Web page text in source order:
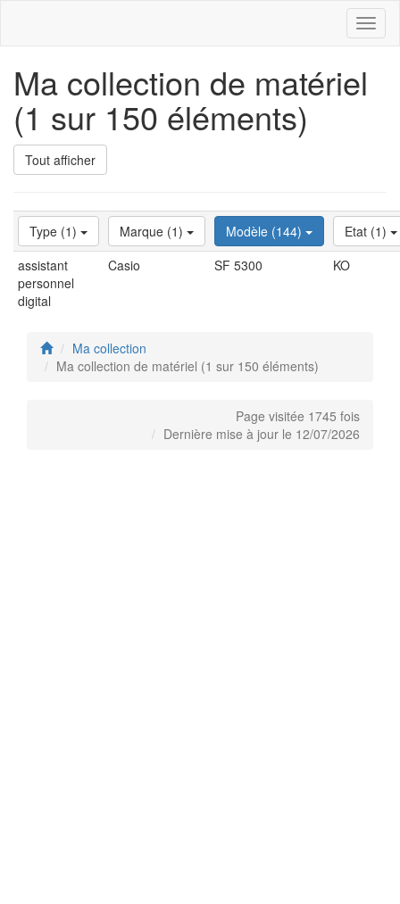
Ma collection de matériel
(1 sur 150 éléments)
Tout afficher
Type (1) Marque (1) Modèle (144)
Etat (1)
assistant
personnel
digital
Casio SF 5300 KO
Ma collection
Ma collection de matériel (1 sur 150 éléments)
Page visitée 1745 fois
Dernière mise à jour le 12/07/2026